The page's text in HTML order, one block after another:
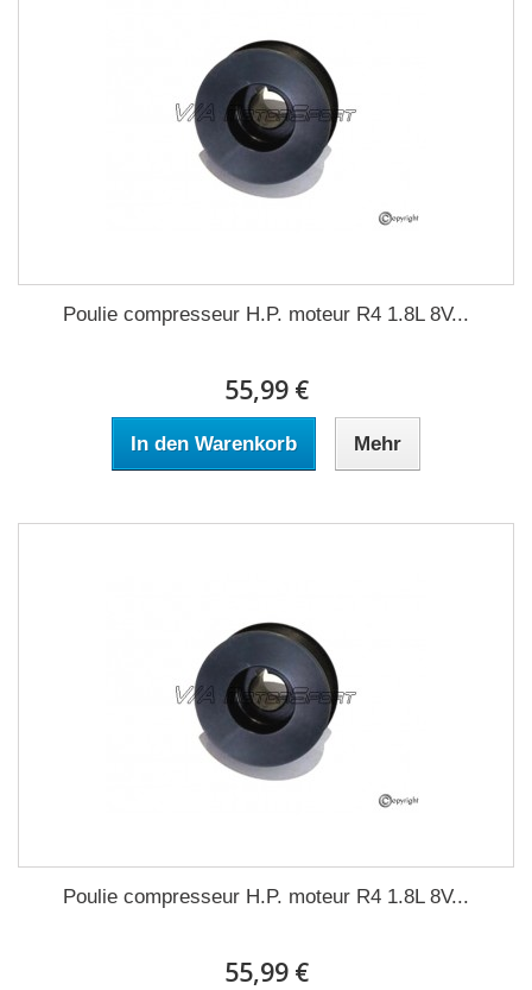
Poulie compresseur H.P. moteur R4 1.8L 8V...
55,99 €
In den Warenkorb Mehr
Poulie compresseur H.P. moteur R4 1.8L 8V...
55,99 €